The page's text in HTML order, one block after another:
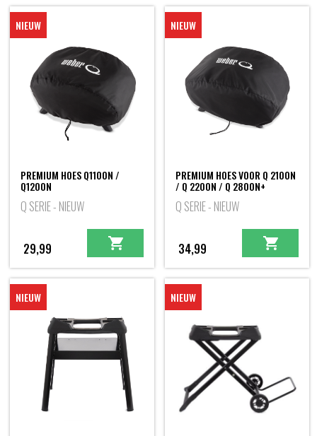
NIEUW
PREMIUM HOES Q1100N /
Q1200N
Q SERIE - NIEUW
29,99
NIEUW
PREMIUM HOES VOOR Q 2100N
/ Q 2200N / Q 2800N+
Q SERIE - NIEUW
34,99
NIEUW NIEUW